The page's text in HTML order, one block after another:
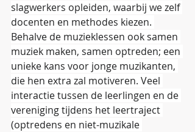
slagwerkers opleiden, waarbij we zelf
docenten en methodes kiezen.
Behalve de muzieklessen ook samen
muziek maken, samen optreden; een
unieke kans voor jonge muzikanten,
die hen extra zal motiveren. Veel
interactie tussen de leerlingen en de
vereniging tijdens het leertraject
(optredens en niet-muzikale